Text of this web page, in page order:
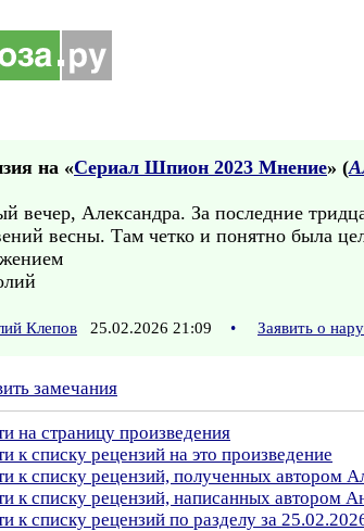
на «Сериал Шпион 2023 Мнение» (
вечер, Александра. За последние
весны. Там четко и понятно была
Клепов 25.02.2026 21:09 • Заявить о
замечания
на страницу произведения
к списку рецензий на это произведение
к списку рецензий, полученных автором
к списку рецензий, написанных автором
к списку рецензий по разделу за